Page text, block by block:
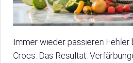
Immer wieder passieren Fehler
Crocs. Das Resultat: